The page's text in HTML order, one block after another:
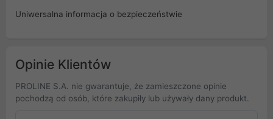
Uniwersalna informacja o bezpieczeństwie
Opinie Klientów
PROLINE S.A. nie gwarantuje, że zamieszczone opinie
pochodzą od osób, które zakupiły lub używały dany produkt.